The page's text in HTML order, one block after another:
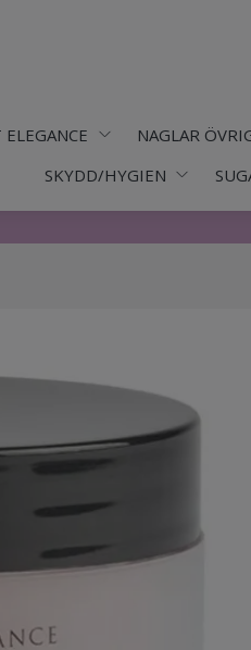
NAGLAR
SKYDD/HYGIEN